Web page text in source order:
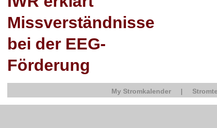
Missverständnisse
bei der EEG-
Förderung
My Stromkalender |